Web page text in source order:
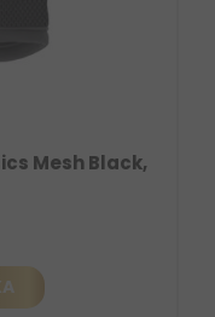
Mesh Black,